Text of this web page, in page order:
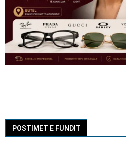
POSTIMET E FUNDIT